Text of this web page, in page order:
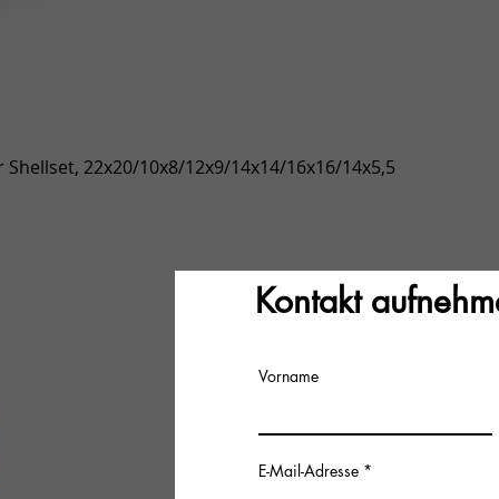
Schnellansicht
Shellset, 22x20/10x8/12x9/14x14/16x16/14x5,5
Kontakt
Vorname
E-Mail-Adresse